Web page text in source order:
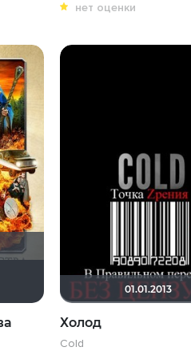
нет оценки
nikRomant87
Phuketprivet
DimbrKinoAKAdemiK
01.01.2013
Холод
Cold